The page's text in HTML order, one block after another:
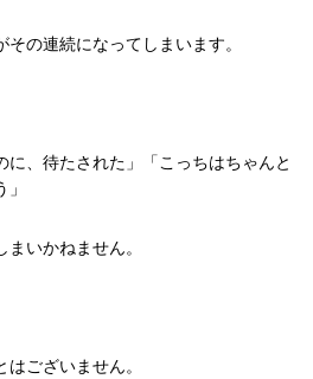
の連続になってしまいます。
に、待たされた」「こっちはちゃんと
いかねません。
ございません。